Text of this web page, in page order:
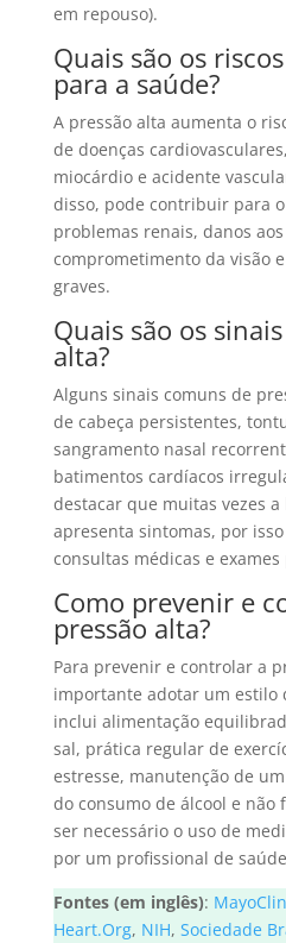
em repouso).
Quais são os
para a saúde?
A pressão alta aumenta o
de doenças
miocárdio e acidente
disso, pode contribuir para
problemas renais, danos
comprometimento da visão
graves.
Quais são os
alta?
Alguns sinais comuns de
de cabeça persistentes,
sangramento nasal
batimentos cardíacos
destacar que muitas vezes
apresenta sintomas, por
consultas médicas e
Como prevenir e
pressão alta?
Para prevenir e controlar a
importante adotar um estilo
inclui alimentação
sal, prática regular de
estresse, manutenção de
do consumo de álcool e não
ser necessário o uso de
por um profissional de
Fontes (em inglês):
Heart.Org, NIH, Sociedade